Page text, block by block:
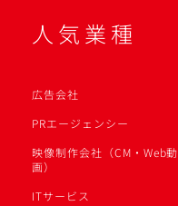
人気業種
広告会社
PRエージェンシー
映像制作会社（CM・Web動
画）
ITサービス